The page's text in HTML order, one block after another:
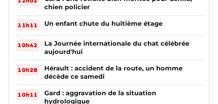
chien policier
11h11 Un enfant chute du huitième étage
10h42
La Journée internationale du chat célébrée
aujourd'hui
10h28
Hérault : accident de la route, un homme
décède ce samedi
10h11
Gard : aggravation de la situation
hydrologique